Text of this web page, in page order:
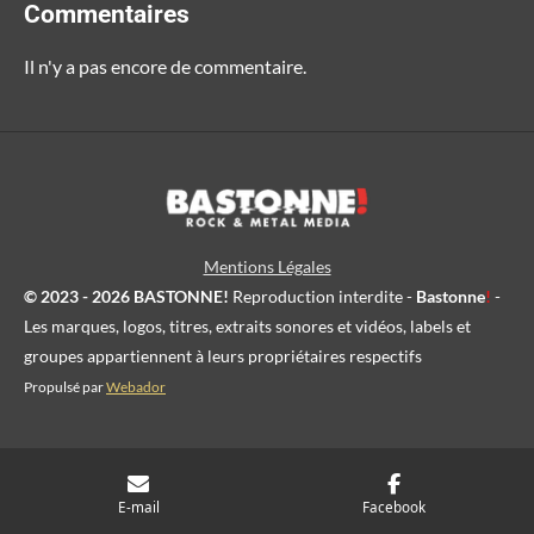
Commentaires
Il n'y a pas encore de commentaire.
Mentions Légales
© 2023 - 2026 BASTONNE! Reproduction interdite - Bastonne! -
Les marques, logos, titres, extraits sonores et vidéos, labels et
groupes appartiennent à leurs propriétaires respectifs
Propulsé parWebador
E-mail Facebook